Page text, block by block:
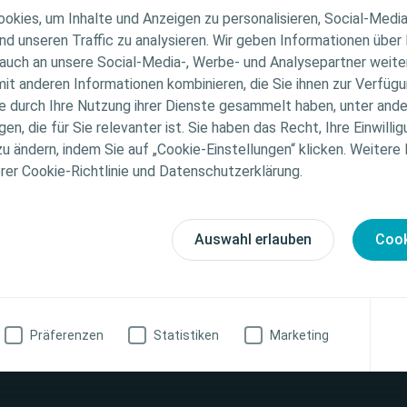
um Inhalte und Anzeigen zu personalisieren, Social-
unseren Traffic zu analysieren. Wir geben Informationen über
an unsere Social-Media-, Werbe- und Analysepartner
anderen Informationen kombinieren, die Sie ihnen zur
durch Ihre Nutzung ihrer Dienste gesammelt haben, unter
die für Sie relevanter ist. Sie haben das Recht, Ihre
ändern, indem Sie auf „Cookie-Einstellungen“ klicken.
Cookie-Richtlinie und Datenschutzerklärung.
Auswahl erlauben
Präferenzen Statistiken Marketing
HINWEIS
sich nur an medizinisches Fachpersonal. Der
Informations- und Fortbildungszwecke bestimmt.
medizinischen Rat. Die Verantwortung für die
liegt beim medizinischen Fachpersonal.
zu den vorgestellten Produkten, einschließlich
Dann findest Duhier unsere Produktvorteilsseiten, wo
auch Produktmuster anfragen kannst.
Newsletter? Melde Dich jetzt an und wir halten
das Thema Wundversorgung.